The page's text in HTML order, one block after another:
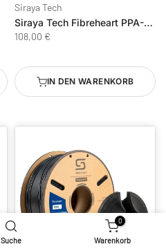
Siraya Tech
Siraya Tech Fibreheart PPA-CF Core
108,00 €
IN DEN WARENKORB
Suche
0
Warenkorb